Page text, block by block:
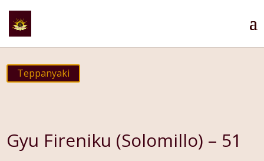
Teppanyaki
Gyu Fireniku (Solomillo) – 51